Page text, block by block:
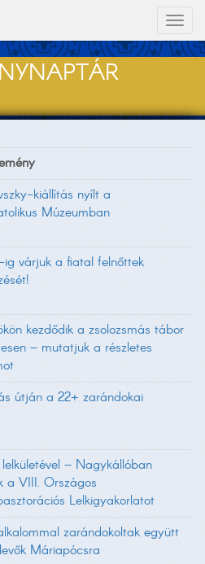
kiállítás nyílt a
Múzeumban
ig várjuk a fiatal felnőttek
kezdődik a zsolozsmás tábor
– mutatjuk a részletes
útján a 22+ zarándokai
– Nagykállóban
a VIII. Országos
Lelkigyakorlatot
zarándokoltak együtt
Máriapócsra